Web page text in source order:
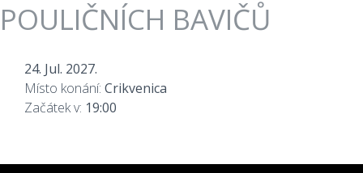
POULIČNÍCH BAVIČŮ
24. Jul. 2027.
Místo konání: Crikvenica
Začátek v: 19:00